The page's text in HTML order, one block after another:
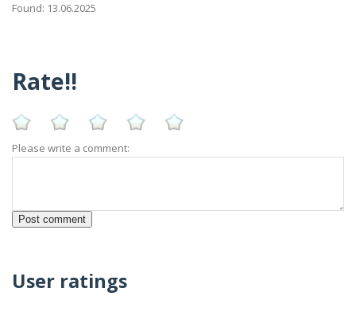
Found: 13.06.2025
Rate!!
Please write a comment:
User ratings